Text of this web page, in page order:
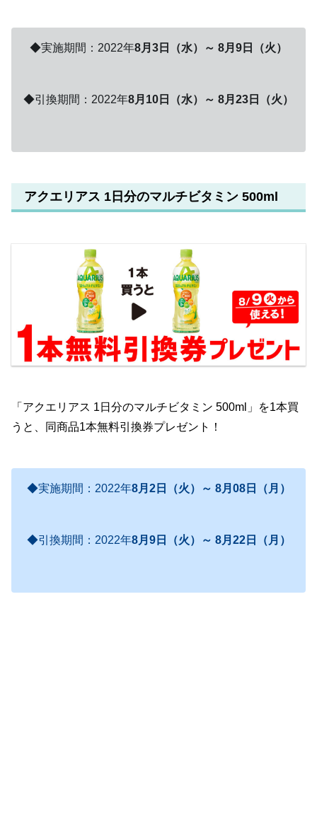
◆実施期間：2022年8月3日（水）～ 8月9日（火）
◆引換期間：2022年8月10日（水）～ 8月23日（火）
アクエリアス 1日分のマルチビタミン 500ml
「アクエリアス 1日分のマルチビタミン 500ml」を1本買
うと、同商品1本無料引換券プレゼント！
◆実施期間：2022年8月2日（火）～ 8月08日（月）
◆引換期間：2022年8月9日（火）～ 8月22日（月）